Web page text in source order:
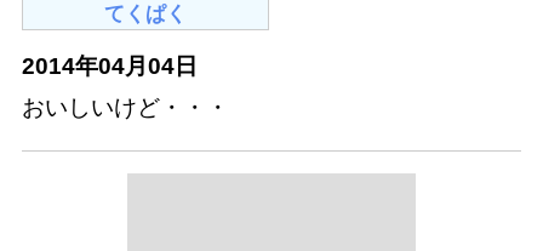
てくぱく
2014年04月04日
おいしいけど・・・